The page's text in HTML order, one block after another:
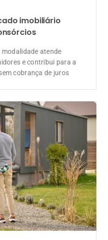
imobiliário
atende
e contribui para a
cobrança de juros